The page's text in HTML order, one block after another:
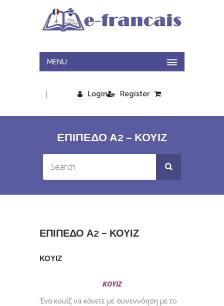
MENU
Login
| Register
ΕΠΙΠΕΔΟ Α2 – ΚΟΥΙΖ
ΕΠΙΠΕΔΟ Α2 – ΚΟΥΙΖ
ΚΟΥΙΖ
ΚΟΥΙΖ
Ένα κουίζ να κάνετε με συνεννόηση με το